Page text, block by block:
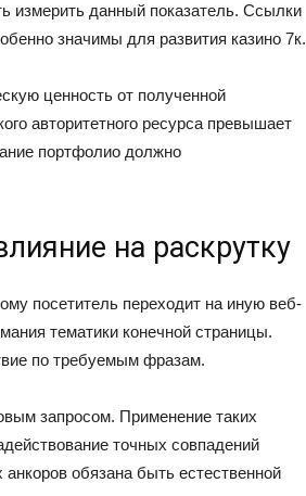
измерить данный показатель. Ссылки
значимы для развития казино 7к.
ценность от полученной
авторитетного ресурса превышает
портфолио должно
на раскрутку
посетитель переходит на иную веб-
тематики конечной страницы.
по требуемым фразам.
запросом. Применение таких
точных совпадений
обязана быть естественной